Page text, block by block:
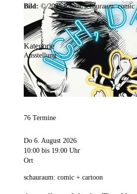
Bild: © 2025 Ramar/schauraum: comic
Kategorie
Ausstellung
76 Termine
Do 6. August 2026
10:00 bis 19:00 Uhr
Ort
schauraum: comic + cartoon